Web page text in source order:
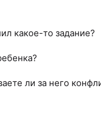
какое-то задание?
ли за него